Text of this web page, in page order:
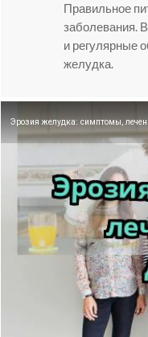
Правильное
заболевания.
и регулярные
желудка.
Эрозия желудка: симптомы,